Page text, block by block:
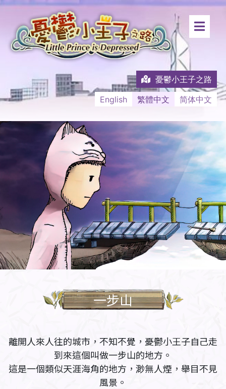
憂鬱小王子之路
English
繁體中文 简体中文
一步山
離開人來人往的城市，不知不覺，憂鬱小王子自己走
到來這個叫做一步山的地方。
這是一個類似天涯海角的地方，渺無人煙，舉目不見
風景。